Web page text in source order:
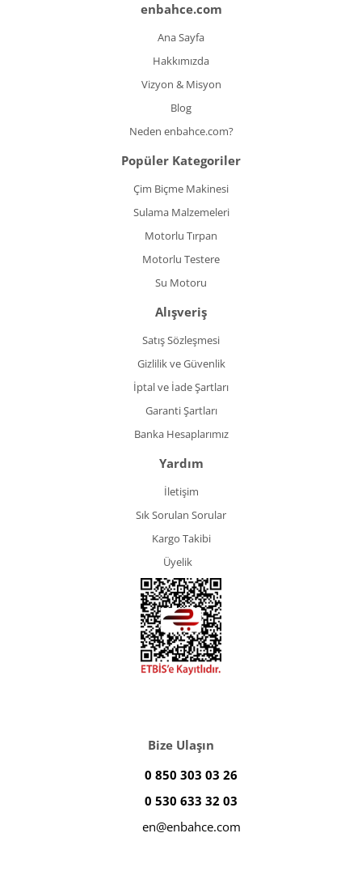
enbahce.com
Ana Sayfa
Hakkımızda
Vizyon & Misyon
Blog
Neden enbahce.com?
Popüler Kategoriler
Çim Biçme Makinesi
Sulama Malzemeleri
Motorlu Tırpan
Motorlu Testere
Su Motoru
Alışveriş
Satış Sözleşmesi
Gizlilik ve Güvenlik
İptal ve İade Şartları
Garanti Şartları
Banka Hesaplarımız
Yardım
İletişim
Sık Sorulan Sorular
Kargo Takibi
Üyelik
Bize Ulaşın
0 850 303 03 26
0 530 633 32 03
en@enbahce.com